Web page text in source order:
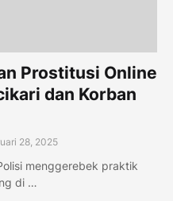
Prostitusi Online
dan Korban
28, 2025
menggerebek praktik
di …